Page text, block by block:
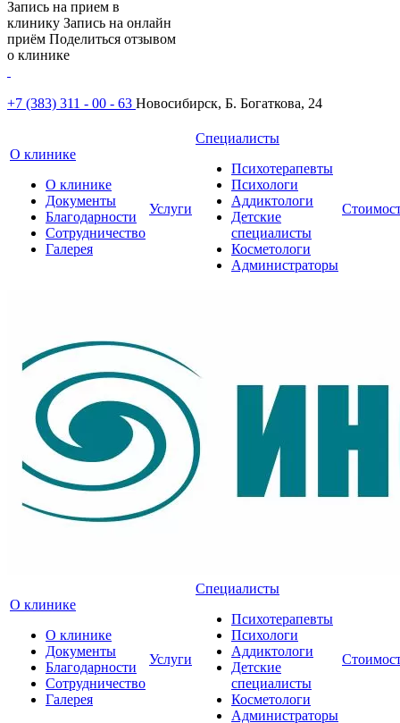
Запись на прием в
клинику Запись на онлайн
приём Поделиться отзывом
о клинике
+7 (383) 311 - 00 - 63 Новосибирск, Б. Богаткова, 24
О клинике
О клинике
Документы
Благодарности
Сотрудничество
Галерея
Услуги
Специалисты
Психотерапевты
Психологи
Аддиктологи
Детские
специалисты
Косметологи
Администраторы
О клинике
О клинике
Документы
Благодарности
Сотрудничество
Галерея
Услуги
Специалисты
Психотерапевты
Психологи
Аддиктологи
Детские
специалисты
Косметологи
Администраторы